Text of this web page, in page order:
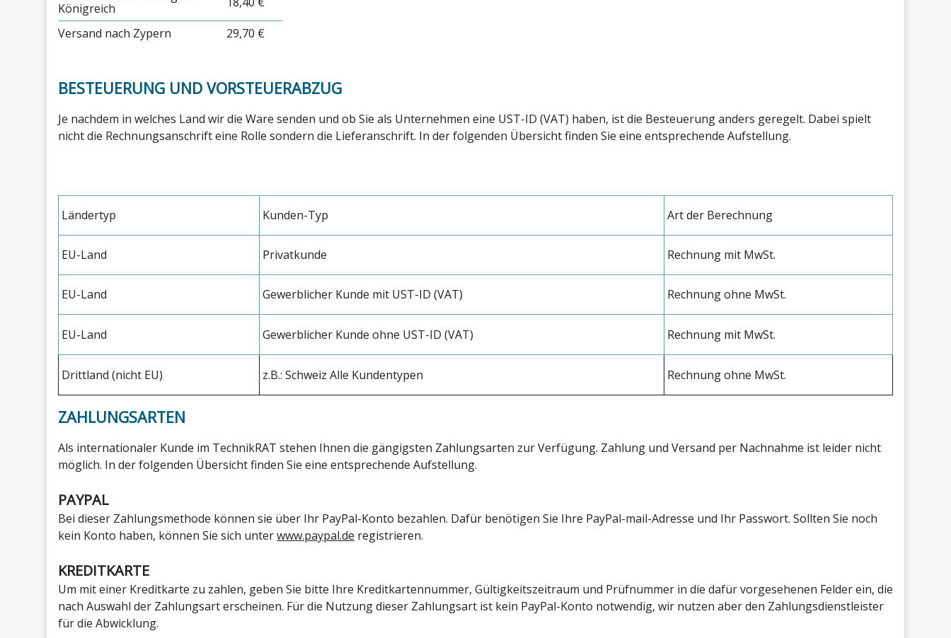
Königreich
Versand nach Zypern
29,70 €
BESTEUERUNG UND VORSTEUERABZUG
Je nachdem in welches Land wir die Ware senden und ob Sie als Unternehmen eine UST-ID (VAT) haben, ist die Besteuerung anders geregelt. Dabei spielt
nicht die Rechnungsanschrift eine Rolle sondern die Lieferanschrift. In der folgenden Übersicht finden Sie eine entsprechende Aufstellung.
Ländertyp Kunden-Typ Art der Berechnung
EU-Land Privatkunde Rechnung mit MwSt.
EU-Land Gewerblicher Kunde mit UST-ID (VAT) Rechnung ohne MwSt.
EU-Land Gewerblicher Kunde ohne UST-ID (VAT) Rechnung mit MwSt.
Drittland (nicht EU) z.B.: Schweiz Alle Kundentypen Rechnung ohne MwSt.
ZAHLUNGSARTEN
Als internationaler Kunde im TechnikRAT stehen Ihnen die gängigsten Zahlungsarten zur Verfügung. Zahlung und Versand per Nachnahme ist leider nicht
möglich. In der folgenden Übersicht finden Sie eine entsprechende Aufstellung.
PAYPAL
Bei dieser Zahlungsmethode können sie über Ihr PayPal-Konto bezahlen. Dafür benötigen Sie Ihre PayPal-mail-Adresse und Ihr Passwort. Sollten Sie noch
kein Konto haben, können Sie sich unterwww.paypal.de registrieren.
KREDITKARTE
Um mit einer Kreditkarte zu zahlen, geben Sie bitte Ihre Kreditkartennummer, Gültigkeitszeitraum und Prüfnummer in die dafür vorgesehenen Felder ein, die
nach Auswahl der Zahlungsart erscheinen. Für die Nutzung dieser Zahlungsart ist kein PayPal-Konto notwendig, wir nutzen aber den Zahlungsdienstleister
für die Abwicklung.